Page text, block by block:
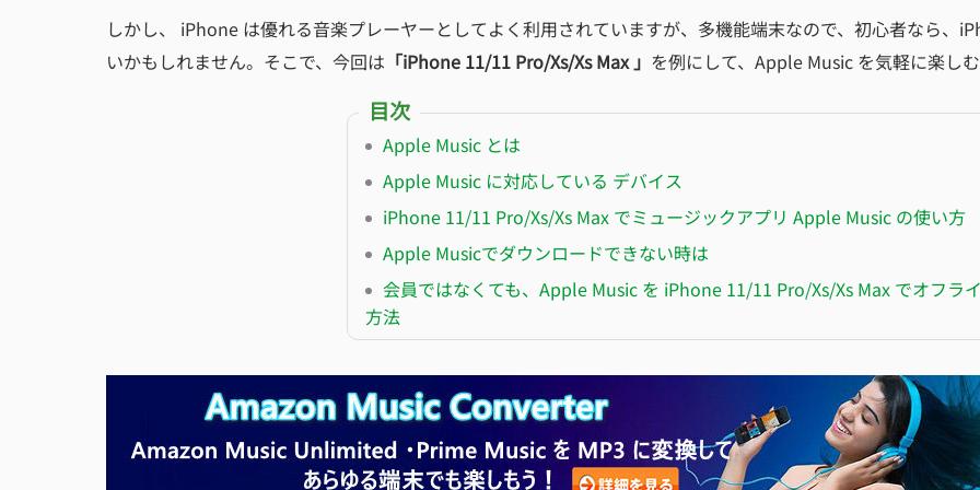
しかし、 iPhone は優れる音楽プレーヤーとしてよく利用されていますが、多機能端末なので、初心者なら、
いかもしれません。そこで、今回は 「iPhone 11/11 Pro/Xs/Xs Max」 を例にして、Apple Music を気軽に楽し
目次
Apple Music とは
Apple Music に対応している デバイス
iPhone 11/11 Pro/Xs/Xs Max でミュージックアプリ Apple Music の使い方
Apple Musicでダウンロードできない時は
会員ではなくても、Apple Music を iPhone 11/11 Pro/Xs/Xs Max でオフラ
方法